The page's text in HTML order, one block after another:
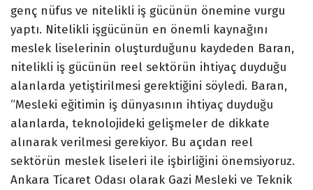
genç nüfus ve nitelikli iş gücünün önemine vurgu
yaptı. Nitelikli işgücünün en önemli kaynağını
meslek liselerinin oluşturduğunu kaydeden Baran,
nitelikli iş gücünün reel sektörün ihtiyaç duyduğu
alanlarda yetiştirilmesi gerektiğini söyledi. Baran,
“Mesleki eğitimin iş dünyasının ihtiyaç duyduğu
alanlarda, teknolojideki gelişmeler de dikkate
alınarak verilmesi gerekiyor. Bu açıdan reel
sektörün meslek liseleri ile işbirliğini önemsiyoruz.
Ankara Ticaret Odası olarak Gazi Mesleki ve Teknik